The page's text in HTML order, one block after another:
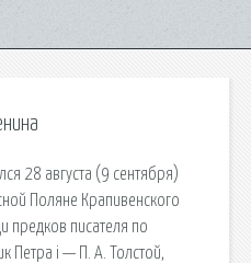
28 августа (9 сентября)
Поляне Крапивенского
предков писателя по
Петра i — П. А. Толстой,